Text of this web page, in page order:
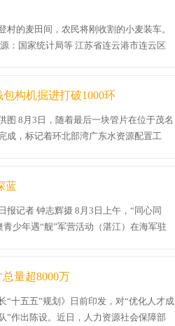
村的麦田间，农民将刚收割的小麦装车。
：国家统计局等 江苏省连云港市连云区
构机掘进打破1000环
图 8月3日，随着最后一块管片在位于茂名
成，标记着环北部湾广东水资源配置工
蓝
报记者 钟志辉摄 8月3日上午，“同心同
少年遇“舰”军营活动（湛江）在海军驻
量超8000万
“十五五”规划》日前印发，对“优化人才成
”作出陈设。近日，人力资源社会保障部